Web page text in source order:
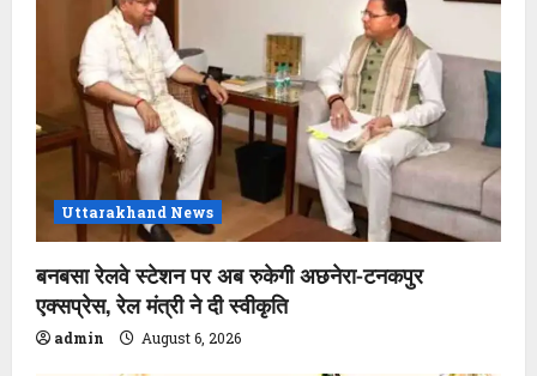
Uttarakhand News
बनबसा रेलवे स्टेशन पर अब रुकेगी अछनेरा-टनकपुर
एक्सप्रेस, रेल मंत्री ने दी स्वीकृति
admin August 6, 2026